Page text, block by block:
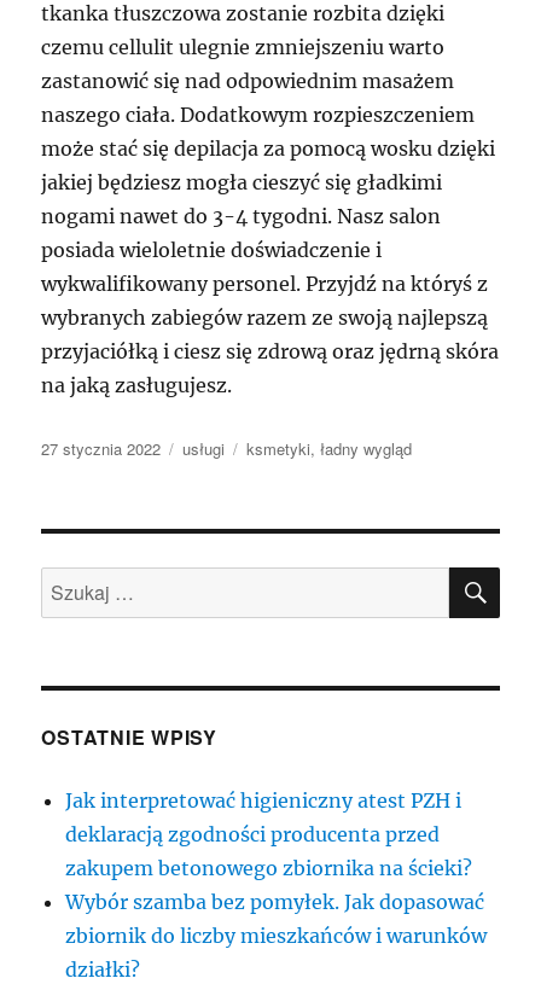
tkanka tłuszczowa zostanie rozbita dzięki
czemu cellulit ulegnie zmniejszeniu warto
zastanowić się nad odpowiednim masażem
naszego ciała. Dodatkowym rozpieszczeniem
może stać się depilacja za pomocą wosku dzięki
jakiej będziesz mogła cieszyć się gładkimi
nogami nawet do 3-4 tygodni. Nasz salon
posiada wieloletnie doświadczenie i
wykwalifikowany personel. Przyjdź na któryś z
wybranych zabiegów razem ze swoją najlepszą
przyjaciółką i ciesz się zdrową oraz jędrną skóra
na jaką zasługujesz.
Data
27 stycznia 2022 Kategorie
usługi Tagi
ksmetyki,ładny wygląd
Szukaj:
OSTATNIE WPISY
Jak interpretować higieniczny atest PZH i
deklaracją zgodności producenta przed
zakupem betonowego zbiornika na ścieki?
Wybór szamba bez pomyłek. Jak dopasować
zbiornik do liczby mieszkańców i warunków
działki?